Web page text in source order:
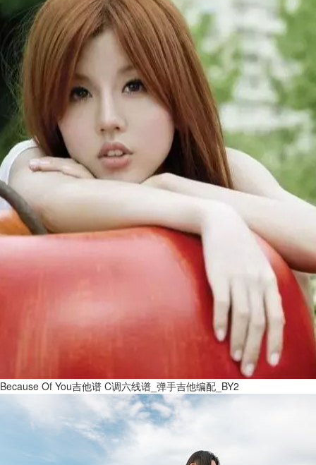
Because Of You吉他谱 C调六线谱_弹手吉他编配_BY2